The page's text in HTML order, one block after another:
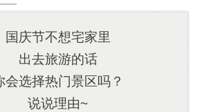
国庆节不想宅家里
出去旅游的话
会选择热门景区吗？
说说理由~